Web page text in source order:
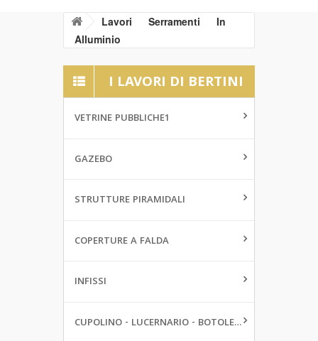
Lavori Serramenti
In
Alluminio
I LAVORI DI BERTINI
VETRINE PUBBLICHE1
GAZEBO
STRUTTURE PIRAMIDALI
COPERTURE A FALDA
INFISSI
CUPOLINO - LUCERNARIO - BOTOLE DA PAVIMENTO